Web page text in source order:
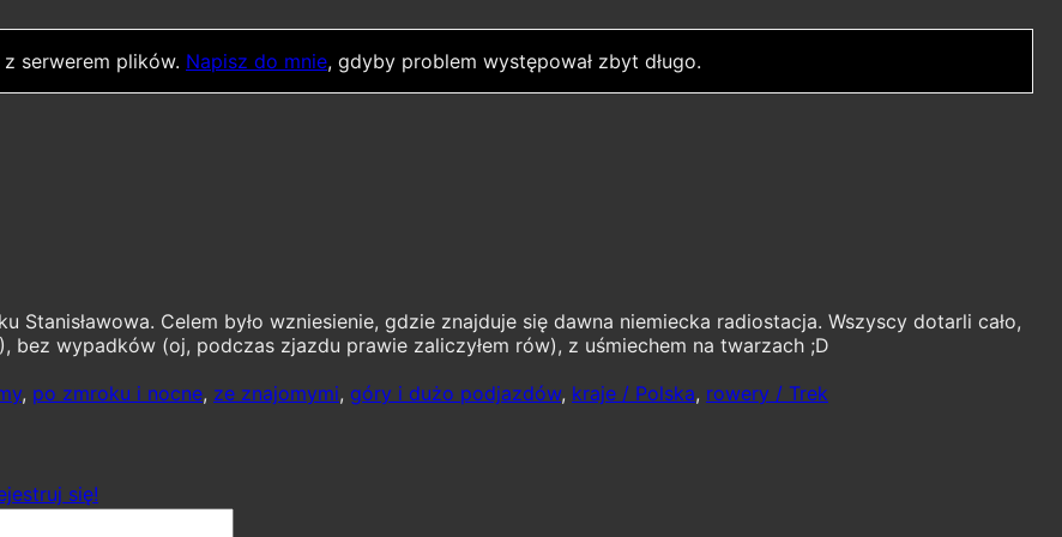
serwerem plików. Napisz do mnie, gdyby problem występował zbyt długo.
Stanisławowa. Celem było wzniesienie, gdzie znajduje się dawna niemiecka radiostacja. Wszyscy dotarli cało,
bez wypadków (oj, podczas zjazdu prawie zaliczyłem rów), z uśmiechem na twarzach ;D
, po zmroku i nocne, ze znajomymi, góry i dużo podjazdów, kraje / Polska, rowery / Trek
się!